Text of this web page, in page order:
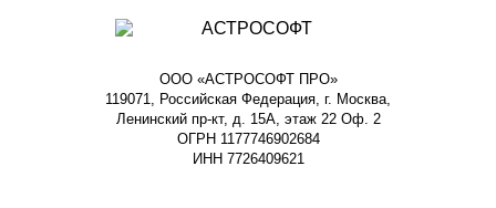
ООО «АСТРОСОФТ ПРО»
119071, Российская Федерация, г. Москва,
Ленинский пр-кт, д. 15А, этаж 22 Оф. 2
ОГРН 1177746902684
ИНН 7726409621